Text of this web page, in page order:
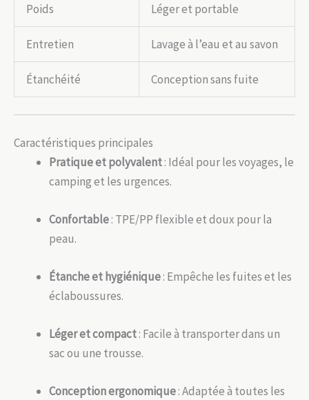
Poids Léger et portable
Entretien Lavage à l’eau et au savon
Étanchéité Conception sans fuite
Caractéristiques principales
Pratique et polyvalent: Idéal pour les voyages, le
camping et les urgences.
Confortable: TPE/PP flexible et doux pour la
peau.
Étanche et hygiénique: Empêche les fuites et les
éclaboussures.
Léger et compact: Facile à transporter dans un
sac ou une trousse.
Conception ergonomique: Adaptée à toutes les